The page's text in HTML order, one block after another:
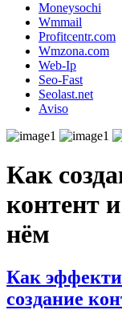
Moneysochi
Wmmail
Profitcentr.com
Wmzona.com
Web-Ip
Seo-Fast
Seolast.net
Aviso
Как
контент
нём
Как
создание